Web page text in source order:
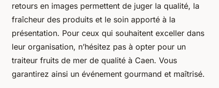
retours en images permettent de juger la qualité, la
fraîcheur des produits et le soin apporté à la
présentation. Pour ceux qui souhaitent exceller dans
leur organisation, n’hésitez pas à opter pour un
traiteur fruits de mer de qualité à Caen. Vous
garantirez ainsi un événement gourmand et maîtrisé.